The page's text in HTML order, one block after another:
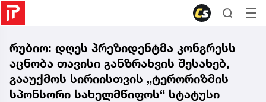
რუბიო: დღეს პრეზიდენტმა კონგრესს
აცნობა თავისი განზრახვის შესახებ,
გააუქმოს სირიისთვის „ტერორიზმის
სპონსორი სახელმწიფოს“ სტატუსი